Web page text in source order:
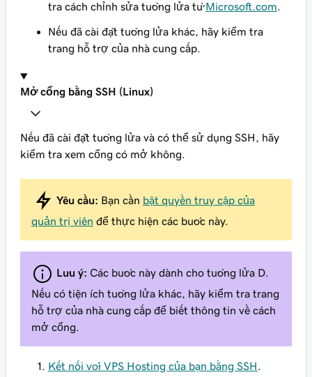
tra cách chỉnh sửa tường lửa từMicrosoft.com
Nếu đã cài đặt tường lửa khác, hãy kiểm tra
trang hỗ trợ của nhà cung cấp.
Mở cổng bằng SSH (Linux)
Nếu đã cài đặt tường lửa và có thể sử dụng SSH, hãy
kiểm tra xem cổng có mở không.
Yêu cầu: Bạn cần bật quyền truy cập của
quản trị viên để thực hiện các bước này.
Lưu ý: Các bước này dành cho tường lửa D.
Nếu có tiện ích tường lửa khác, hãy kiểm tra trang
hỗ trợ của nhà cung cấp để biết thông tin về cách
mở cổng.
Kết nối với VPS Hosting của bạn bằng SSH